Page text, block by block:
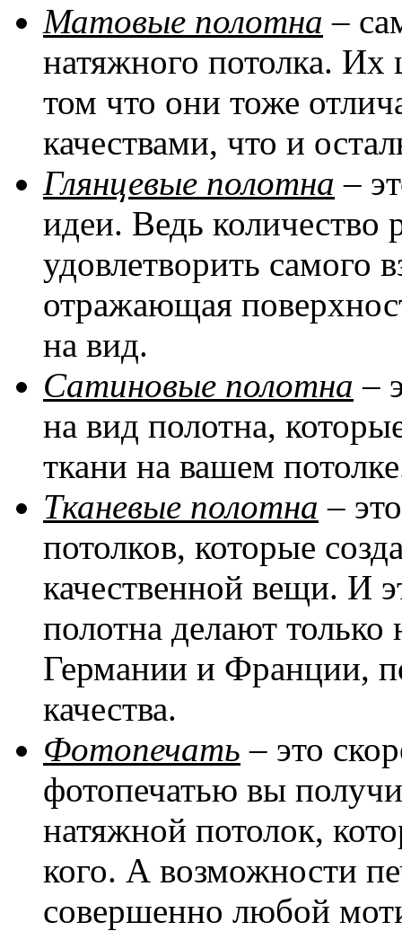
Матовые полотна –
натяжного потолка. Их
том что они тоже
качествами, что и
Глянцевые полотна –
идеи. Ведь количество
удовлетворить самого
отражающая
на вид.
Сатиновые полотна –
на вид полотна,
ткани на вашем
Тканевые полотна –
потолков, которые
качественной вещи. И
полотна делают
Германии и Франции,
качества.
Фотопечать – это
фотопечатью вы
натяжной потолок,
кого. А возможности
совершенно любой